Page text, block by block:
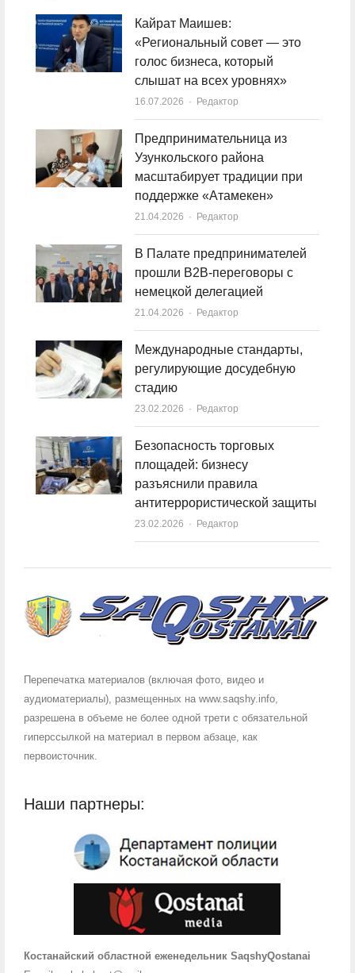
Кайрат Маишев:
«Региональный совет — это
голос бизнеса, который
слышат на всех уровнях»
16.07.2026 Author
Редактор
Предпринимательница из
Узункольского района
масштабирует традиции при
поддержке «Атамекен»
21.04.2026 Author
Редактор
В Палате предпринимателей
прошли B2B-переговоры с
немецкой делегацией
21.04.2026 Author
Редактор
Международные стандарты,
регулирующие досудебную
стадию
23.02.2026 Author
Редактор
Безопасность торговых
площадей: бизнесу
разъяснили правила
антитеррористической защиты
23.02.2026 Author
Редактор
Перепечатка материалов (включая фото, видео и
аудиоматериалы), размещенных на www.saqshy.info,
разрешена в объеме не более одной трети с обязательной
гиперссылкой на материал в первом абзаце, как
первоисточник.
Наши партнеры:
Костанайский областной еженедельник SaqshyQostanai